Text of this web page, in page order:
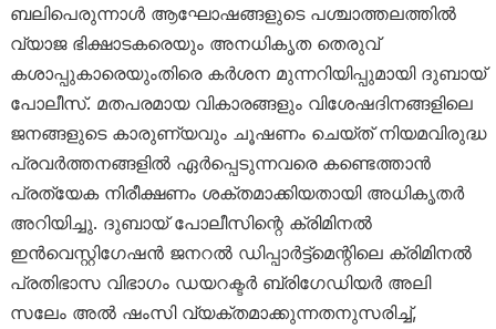
ബലിപെരുന്നാൾ ആഘോഷങ്ങളുടെ പശ്ചാത്തലത്തിൽ
വ്യാജ ഭിക്ഷാടകരെയും അനധികൃത തെരുവ്
കശാപ്പുകാരെയുംതിരെ കർശന മുന്നറിയിപ്പുമായി ദുബായ്
പോലീസ്. മതപരമായ വികാരങ്ങളും വിശേഷദിനങ്ങളിലെ
ജനങ്ങളുടെ കാരുണ്യവും ചൂഷണം ചെയ്ത് നിയമവിരുദ്ധ
പ്രവർത്തനങ്ങളിൽ ഏർപ്പെടുന്നവരെ കണ്ടെത്താൻ
പ്രത്യേക നിരീക്ഷണം ശക്തമാക്കിയതായി അധികൃതർ
അറിയിച്ചു. ദുബായ് പോലീസിന്റെ ക്രിമിനൽ
ഇൻവെസ്റ്റിഗേഷൻ ജനറൽ ഡിപ്പാർട്ട്‌മെന്റിലെ ക്രിമിനൽ
പ്രതിഭാസ വിഭാഗം ഡയറക്ടർ ബ്രിഗേഡിയർ അലി
സലേം അൽ ഷംസി വ്യക്തമാക്കുന്നതനുസരിച്ച്,